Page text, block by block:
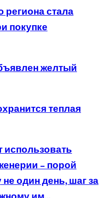
стала
покупке
желтый
теплая
– порой
один день, шаг за